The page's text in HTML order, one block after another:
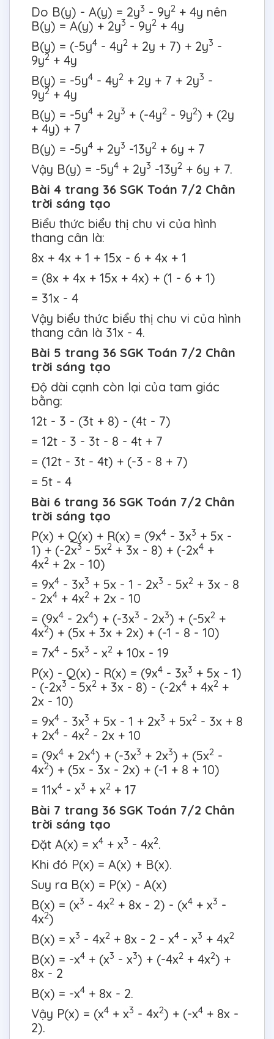
Do B(y) - A(y) = 2y3 - 9y2 + 4y nên
B(y) = A(y) + 2y3 - 9y2 + 4y
B(y) = (-5y4 - 4y2 + 2y + 7) + 2y3 -
9y2 + 4y
B(y) = -5y4 - 4y2 + 2y + 7 + 2y3 -
9y2 + 4y
B(y) = -5y4 + 2y3 + (-4y2 - 9y2) + (2y
+ 4y) + 7
B(y) = -5y4 + 2y3 -13y2 + 6y + 7
Vậy B(y) = -5y4 + 2y3 -13y2 + 6y + 7.
Bài 4 trang 36 SGK Toán 7/2 Chân
trời sáng tạo
Biểu thức biểu thị chu vi của hình
thang cân là:
8x + 4x + 1 + 15x - 6 + 4x + 1
= (8x + 4x + 15x + 4x) + (1 - 6 + 1)
= 31x - 4
Vậy biểu thức biểu thị chu vi của hình
thang cân là 31x - 4.
Bài 5 trang 36 SGK Toán 7/2 Chân
trời sáng tạo
Độ dài cạnh còn lại của tam giác
bằng:
12t - 3 - (3t + 8) - (4t - 7)
= 12t - 3 - 3t - 8 - 4t + 7
= (12t - 3t - 4t) + (-3 - 8 + 7)
= 5t - 4
Bài 6 trang 36 SGK Toán 7/2 Chân
trời sáng tạo
P(x) + Q(x) + R(x) = (9x4 - 3x3 + 5x -
1) + (-2x3 - 5x2 + 3x - 8) + (-2x4 +
4x2 + 2x - 10)
= 9x4 - 3x3 + 5x - 1 - 2x3 - 5x2 + 3x - 8
- 2x4 + 4x2 + 2x - 10
= (9x4 - 2x4) + (-3x3 - 2x3) + (-5x2 +
4x2) + (5x + 3x + 2x) + (-1 - 8 - 10)
= 7x4 - 5x3 - x2 + 10x - 19
P(x) - Q(x) - R(x) = (9x4 - 3x3 + 5x - 1)
- (-2x3 - 5x2 + 3x - 8) - (-2x4 + 4x2 +
2x - 10)
= 9x4 - 3x3 + 5x - 1 + 2x3 + 5x2 - 3x + 8
+ 2x4 - 4x2 - 2x + 10
= (9x4 + 2x4) + (-3x3 + 2x3) + (5x2 -
4x2) + (5x - 3x - 2x) + (-1 + 8 + 10)
= 11x4 - x3 + x2 + 17
Bài 7 trang 36 SGK Toán 7/2 Chân
trời sáng tạo
Đặt A(x) = x4 + x3 - 4x2.
Khi đó P(x) = A(x) + B(x).
Suy ra B(x) = P(x) - A(x)
B(x) = (x3 - 4x2 + 8x - 2) - (x4 + x3 -
4x2)
B(x) = x3 - 4x2 + 8x - 2 - x4 - x3 + 4x2
B(x) = -x4 + (x3 - x3) + (-4x2 + 4x2) +
8x - 2
B(x) = -x4 + 8x - 2.
Vậy P(x) = (x4 + x3 - 4x2) + (-x4 + 8x -
2).